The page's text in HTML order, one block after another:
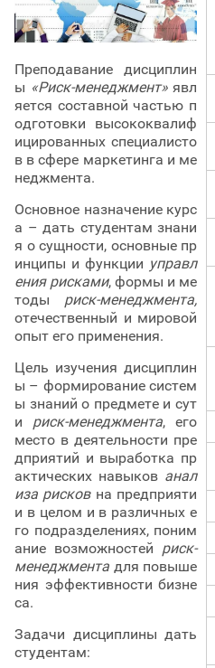
Преподавание дисциплин
ы «Риск-менеджмент» явл
яется составной частью п
одготовки высококвалиф
ицированных специалисто
в в сфере маркетинга и ме
неджмента.
Основное назначение курс
а – дать студентам знани
я о сущности, основные пр
инципы и функции управл
ения рисками, формы и ме
тоды риск-менеджмента,
отечественный и мировой
опыт его применения.
Цель изучения дисциплин
ы – формирование систем
ы знаний о предмете и сут
и риск-менеджмента, его
место в деятельности пре
дприятий и выработка пр
актических навыков анал
иза рисковна предприяти
и в целом и в различных е
го подразделениях, поним
ание возможностей риск-
менеджмента для повыше
ния эффективности бизне
са.
Задачи дисциплины дать
студентам: